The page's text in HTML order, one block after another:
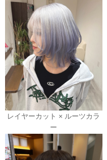
レイヤーカット × ルーツカラ
ー